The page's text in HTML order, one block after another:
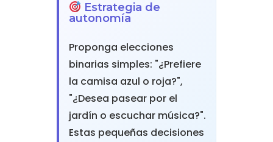
Estrategia de
autonomía
Proponga elecciones
binarias simples: "¿Prefiere
la camisa azul o roja?",
"¿Desea pasear por el
jardín o escuchar música?".
Estas pequeñas decisiones